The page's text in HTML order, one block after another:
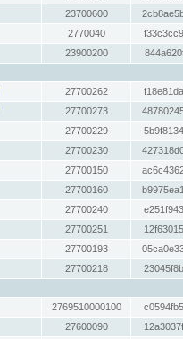
23700600
2770040
23900200
27700262
27700273
27700229
27700230
27700150
27700160
27700240
27700251
27700193
27700218
2769510000100
27600090